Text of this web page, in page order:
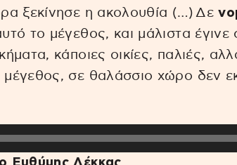
ξεκίνησε η ακολουθία (…) Δε
το μέγεθος, και μάλιστα έγινε
κάποιες οικίες, παλιές,
σε θαλάσσιο χώρο δεν